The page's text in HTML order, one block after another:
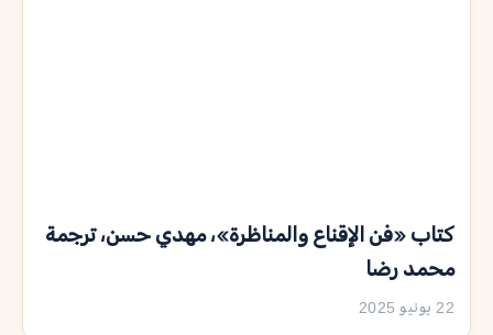
كتاب «فن الإقناع والمناظرة»، مهدي حسن، ترجمة
محمد رضا
22 يونيو 2025